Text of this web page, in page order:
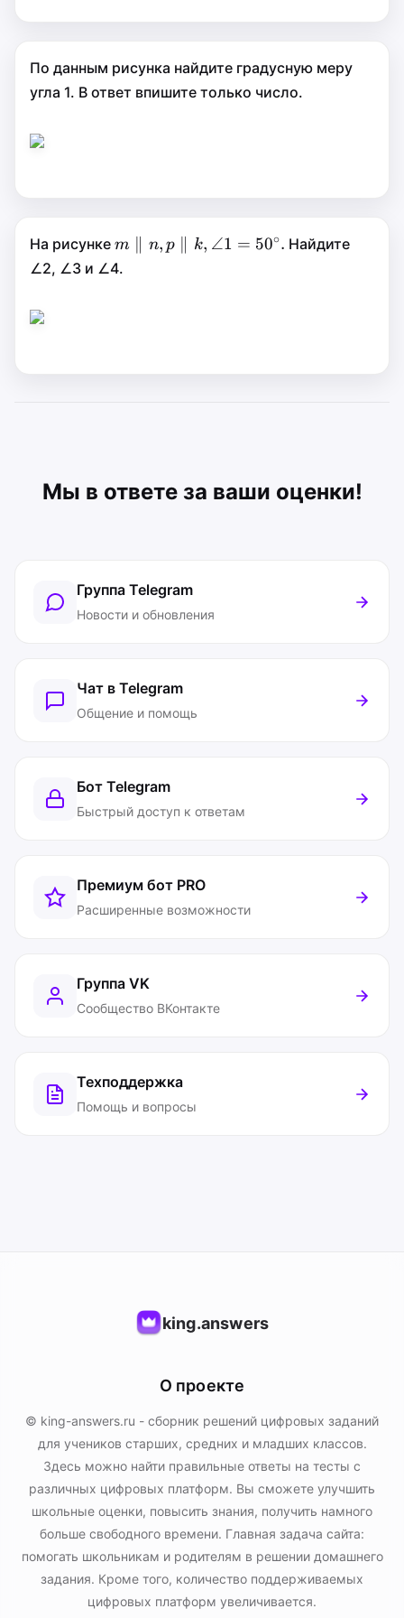
42^\circ.
По данным рисунка найдите градусную меру
угла 1. В ответ впишите только число.
На рисунке m \parallel n, p
\parallel k,
m ∥
n
m n, p k, ∠1 = 50∘. Найдите
∠2, ∠3 и ∠4.
Мы в ответе за ваши оценки!
Группа Telegram
Новости и обновления
Чат в Telegram
Общение и помощь
Бот Telegram
Быстрый доступ к ответам
Премиум бот PRO
Расширенные возможности
Группа VK
Сообщество ВКонтакте
Техподдержка
Помощь и вопросы
king.answers
О проекте
© king-answers.ru - сборник решений цифровых заданий
для учеников старших, средних и младших классов.
Здесь можно найти правильные ответы на тесты с
различных цифровых платформ. Вы сможете улучшить
школьные оценки, повысить знания, получить намного
больше свободного времени. Главная задача сайта:
помогать школьникам и родителям в решении домашнего
задания. Кроме того, количество поддерживаемых
цифровых платформ увеличивается.